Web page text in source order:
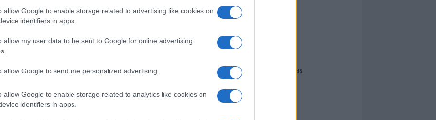
allow Google to enable storage related to advertising like cookies on
identifiers in apps.
allow my user data to be sent to Google for online advertising
allow Google to send me personalized advertising.
allow Google to enable storage related to analytics like cookies on
identifiers in apps.
di GalluraOggi.it
news daGoogle News
Giovannimaria Cabras